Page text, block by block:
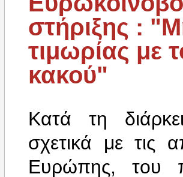
στήριξης :
τιμωρίας με
κακού"
Κατά τη
σχετικά με τις
Ευρώπης, του